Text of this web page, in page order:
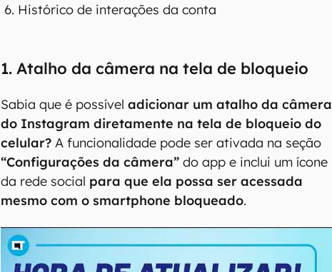
Histórico de interações da conta
1. Atalho da câmera na tela de bloqueio
Sabia que é possíveladicionar um atalho da câmera
do Instagram diretamente na tela de bloqueio do
celular? A funcionalidade pode ser ativada na seção
“Configurações da câmera” do app e inclui um ícone
da rede social para que ela possa ser acessada
mesmo com o smartphone bloqueado.